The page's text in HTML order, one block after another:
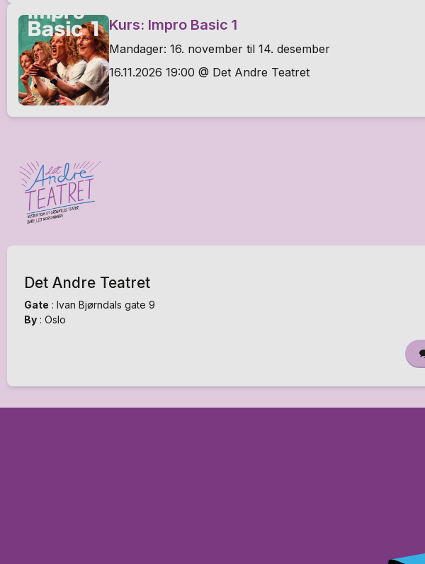
Kurs: Impro Basic 1
Mandager: 16. november til 14. desember
16.11.2026 19:00 @ Det Andre Teatret
Det Andre Teatret
Gate : Ivan Bjørndals gate 9
By : Oslo